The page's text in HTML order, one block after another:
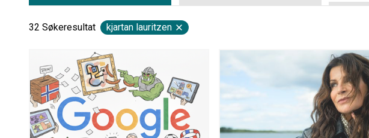
32 Søkeresultat kjartan lauritzen